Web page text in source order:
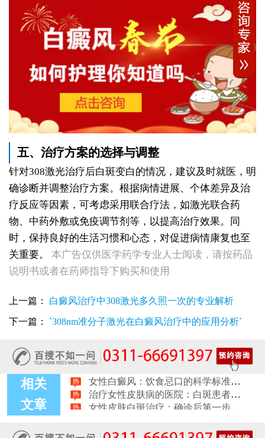
五、治疗方案的选择与调整
针对308激光治疗后白斑变白的情况，建议及时就医，明
确诊断并调整治疗方案。根据病情进展、个体差异及治
疗反应等因素，可考虑采用联合疗法，如激光联合药
物、中药外敷或免疫调节剂等，以提高治疗效果。同
时，保持良好的生活习惯和心态，对促进病情康复也至
关重要。
本广告仅供医学药学专业人士阅读，请按药品
说明书或者在药师指导下购买和使用
上一篇： 白癜风治疗中308激光多久照一次的专业解析
下一篇： `308nm准分子激光在白癜风治疗中的应用分析`
相关
文章
女性白斑康复随访服务对比：好医院该做到哪些
女性皮肤白斑误诊后，白癜风治疗方案怎么调整才有效
女性皮肤白斑护理指南：家属陪伴需留意的细节
女性白癜风治疗：微量元素补充对康复的作用
治疗女性皮肤病的医院：白斑患者康复训练指导手册
女性白癜风稳定期移植手术：需要满足哪些条件？
女性白癜风：饮食忌口的科学标准是什么
治疗女性皮肤病的医院：白斑患者线上复诊操作步骤
女性皮肤白斑治疗：确诊后第一步该做什么
女性白癜风治疗：日常护肤避开这些刺激成分
女性皮肤病医院白斑诊疗收费明细公开